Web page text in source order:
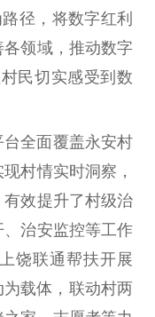
径，将数字红利
领域，推动数字
村民切实感受到数
全面覆盖永安村
村情实时洞察，
效提升了村级治
治安监控等工作
饶联通帮扶开展
为载体，联动村两